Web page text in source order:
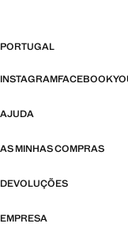
PORTUGAL
INSTAGRAMFACEBOOK
AJUDA
AS MINHAS COMPRAS
DEVOLUÇÕES
EMPRESA